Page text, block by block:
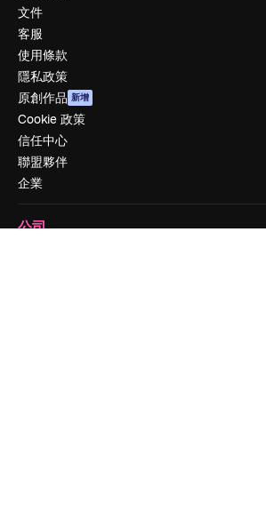
文件
客服
使用條款
隱私政策
原創作品 新增
Cookie 政策
信任中心
聯盟夥伴
企業
公司